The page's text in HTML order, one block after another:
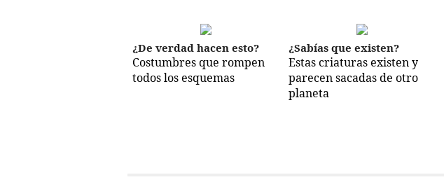
¿De verdad hacen esto?
Costumbres que rompen
todos los esquemas
¿Sabías que existen?
Estas criaturas existen y
parecen sacadas de otro
planeta